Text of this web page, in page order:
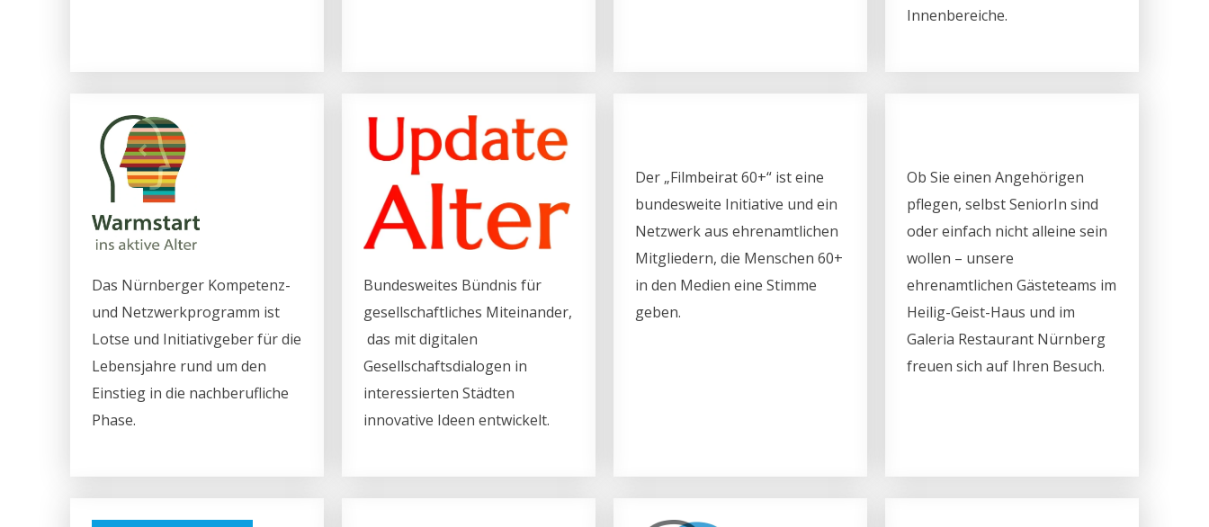
Innenbereiche.
Das Nürnberger Kompetenz-
und Netzwerkprogramm ist
Lotse und Initiativgeber für die
Lebensjahre rund um den
Einstieg in die nachberufliche
Phase.
Bundesweites Bündnis für
gesellschaftliches Miteinander,
das mit digitalen
Gesellschaftsdialogen in
interessierten Städten
innovative Ideen entwickelt.
Der „Filmbeirat 60+“ ist eine
bundesweite Initiative und ein
Netzwerk aus ehrenamtlichen
Mitgliedern, die Menschen 60+
in den Medien eine Stimme
geben.
Ob Sie einen Angehörigen
pflegen, selbst SeniorIn sind
oder einfach nicht alleine sein
wollen – unsere
ehrenamtlichen Gästeteams im
Heilig-Geist-Haus und im
Galeria Restaurant Nürnberg
freuen sich auf Ihren Besuch.